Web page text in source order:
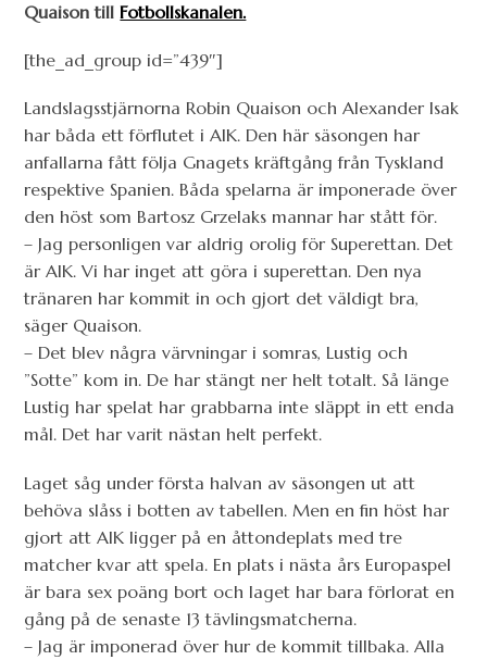
Quaison tillFotbollskanalen.
[the_ad_group id=”439″]
Landslagsstjärnorna Robin Quaison och Alexander Isak
har båda ett förflutet i AIK. Den här säsongen har
anfallarna fått följa Gnagets kräftgång från Tyskland
respektive Spanien. Båda spelarna är imponerade över
den höst som Bartosz Grzelaks mannar har stått för.
– Jag personligen var aldrig orolig för Superettan. Det
är AIK. Vi har inget att göra i superettan. Den nya
tränaren har kommit in och gjort det väldigt bra,
säger Quaison.
– Det blev några värvningar i somras, Lustig och
”Sotte” kom in. De har stängt ner helt totalt. Så länge
Lustig har spelat har grabbarna inte släppt in ett enda
mål. Det har varit nästan helt perfekt.
Laget såg under första halvan av säsongen ut att
behöva slåss i botten av tabellen. Men en fin höst har
gjort att AIK ligger på en åttondeplats med tre
matcher kvar att spela. En plats i nästa års Europaspel
är bara sex poäng bort och laget har bara förlorat en
gång på de senaste 13 tävlingsmatcherna.
– Jag är imponerad över hur de kommit tillbaka. Alla